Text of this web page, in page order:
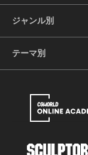
ジャンル別
テーマ別